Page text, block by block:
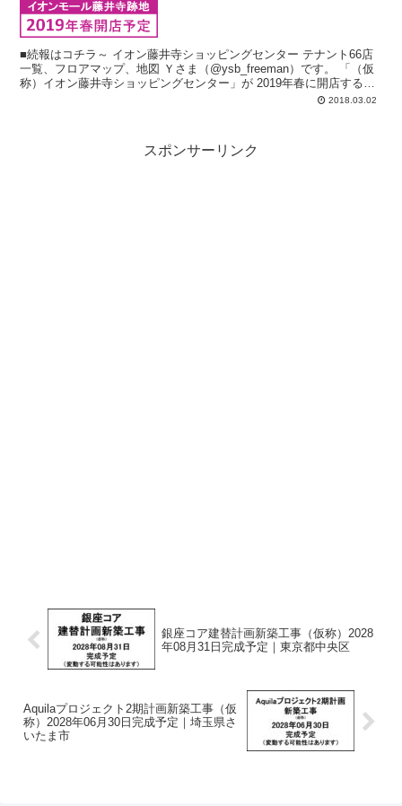
■続報はコチラ～ イオン藤井寺ショッピングセンター テナント66店
一覧、フロアマップ、地図 Ｙさま（@ysb_freeman）です。 「（仮
称）イオン藤井寺ショッピングセンター」が 2019年春に開店する予
2018.03.02
スポンサーリンク
銀座コア建替計画新築工事（仮称）2028
年08月31日完成予定｜東京都中央区
Aquilaプロジェクト2期計画新築工事（仮
称）2028年06月30日完成予定｜埼玉県さ
いたま市